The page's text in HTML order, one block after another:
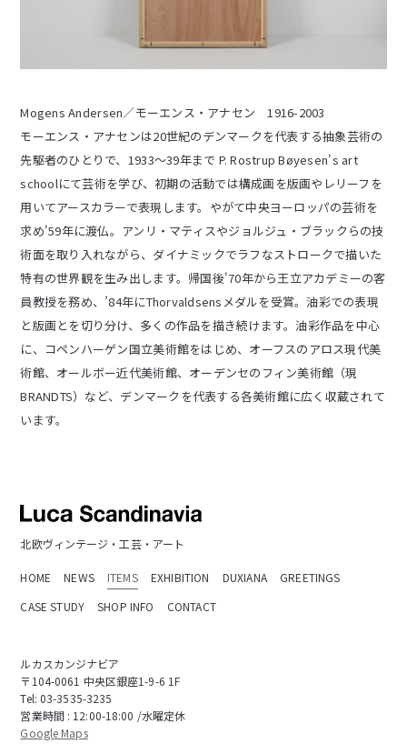
Mogens Andersen／モーエンス・アナセン 1916-2003
モーエンス・アナセンは20世紀のデンマークを代表する抽象芸術の
先駆者のひとりで、1933〜39年まで P. Rostrup Bøyesen's art
schoolにて芸術を学び、初期の活動では構成画を版画やレリーフを
用いてアースカラーで表現します。やがて中央ヨーロッパの芸術を
求め'59年に渡仏。アンリ・マティスやジョルジュ・ブラックらの技
術面を取り入れながら、ダイナミックでラフなストロークで描いた
特有の世界観を生み出します。帰国後'70年から王立アカデミーの客
員教授を務め、’84年にThorvaldsensメダルを受賞。油彩での表現
と版画とを切り分け、多くの作品を描き続けます。油彩作品を中心
に、コペンハーゲン国立美術館をはじめ、オーフスのアロス現代美
術館、オールボー近代美術館、オーデンセのフィン美術館（現
BRANDTS）など、デンマークを代表する各美術館に広く収蔵されて
います。
北欧ヴィンテージ・工芸・アート
HOME NEWS ITEMS EXHIBITION DUXIANA
GREETINGS
CASE STUDY
SHOP INFO CONTACT
ルカスカンジナビア
〒104-0061 中央区銀座1-9-6 1F
Tel: 03-3535-3235
営業時間 : 12:00-18:00 /水曜定休
Google Maps